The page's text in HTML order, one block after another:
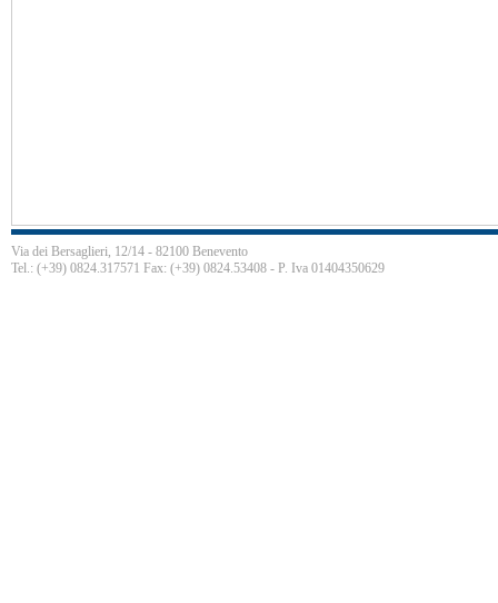
Via dei Bersaglieri, 12/14 - 82100 Benevento
Tel.: (+39) 0824.317571 Fax: (+39) 0824.53408 - P. Iva 01404350629